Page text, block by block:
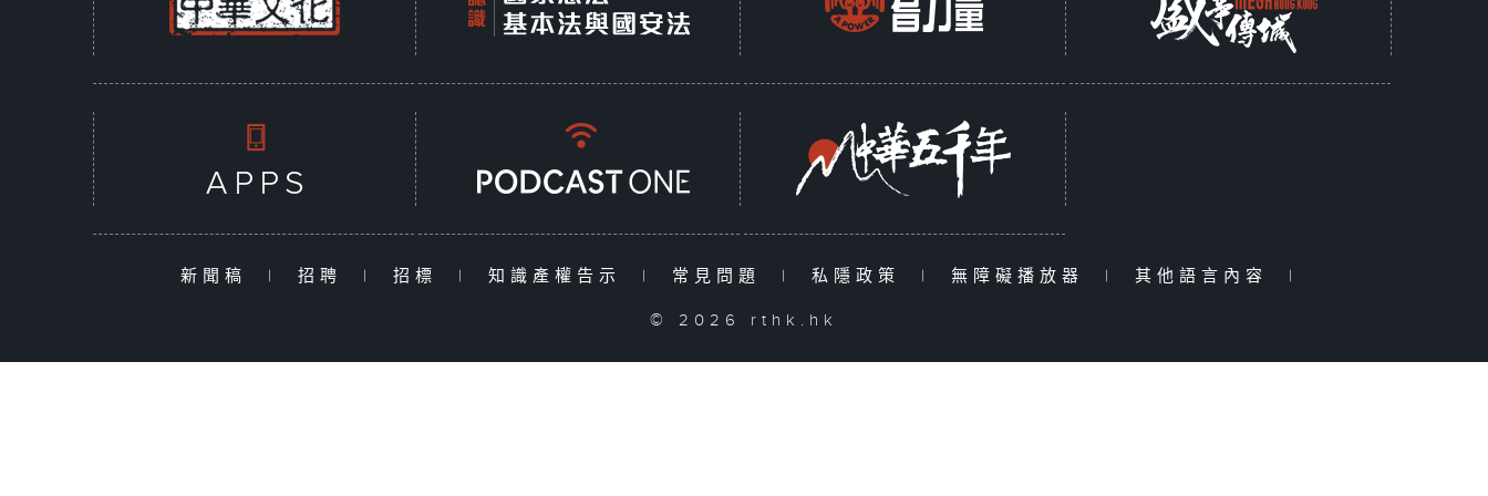
新聞稿 | 招聘 | 招標 | 知識產權告示 | 常見問題 | 私隱政策 | 無障礙播放器 | 其他語言內容 |
© 2026 rthk.hk